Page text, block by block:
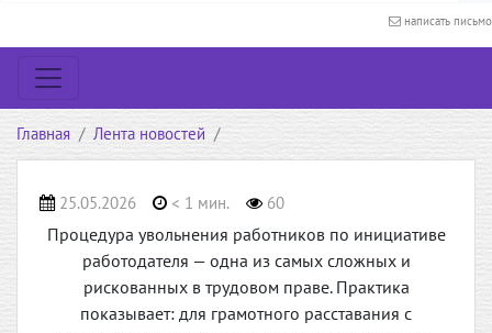
написать письмо
Главная Лента новостей
25.05.2026 < 1 мин. 60
Процедура увольнения работников по инициативе
работодателя — одна из самых сложных и
рискованных в трудовом праве. Практика
показывает: для грамотного расставания с